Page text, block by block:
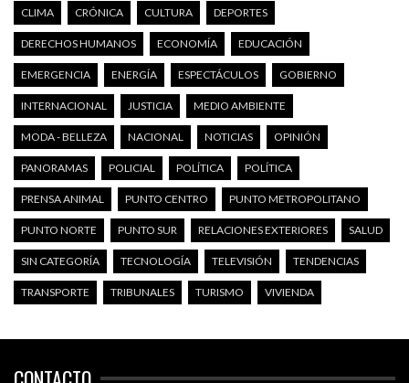
CLIMA CRÓNICA CULTURA DEPORTES
DERECHOS HUMANOS ECONOMÍA EDUCACIÓN
EMERGENCIA ENERGÍA ESPECTÁCULOS GOBIERNO
INTERNACIONAL JUSTICIA MEDIO AMBIENTE
MODA - BELLEZA NACIONAL NOTICIAS OPINIÓN
PANORAMAS POLICIAL POLÍTICA POLÍTICA
PRENSA ANIMAL PUNTO CENTRO PUNTO METROPOLITANO
PUNTO NORTE PUNTO SUR RELACIONES EXTERIORES SALUD
SIN CATEGORÍA TECNOLOGÍA TELEVISIÓN TENDENCIAS
TRANSPORTE TRIBUNALES TURISMO VIVIENDA